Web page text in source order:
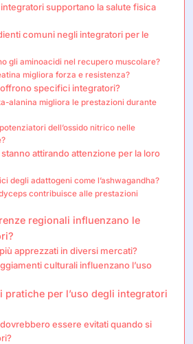
supportano la salute fisica
comuni negli integratori per le
gli aminoacidi nel recupero muscolare?
migliora forza e resistenza?
specifici integratori?
alanina migliora le prestazioni durante
dell’ossido nitrico nelle
attirando attenzione per la loro
degli adattogeni come l’ashwagandha?
contribuisce alle prestazioni
regionali influenzano le
apprezzati in diversi mercati?
culturali influenzano l’uso
pratiche per l’uso degli integratori
essere evitati quando si